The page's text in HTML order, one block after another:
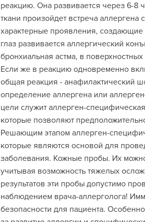
реакцию. Она развивается через 6-8
ткани произойдет встреча
характерные проявления,
глаз развивается аллергический
бронхиальная астма, в
Если же в реакцию одновременно
общая реакция - анафилактический
определение аллергена или
цели служит аллерген-
которые позволяют
Решающим этапом аллерген-
которые являются основой для
заболевания. Кожные пробы. Их
учитывая возможность тяжелых
результатов эти пробы допустимо
наблюдением врача-аллерголога!
безопасности для пациента.